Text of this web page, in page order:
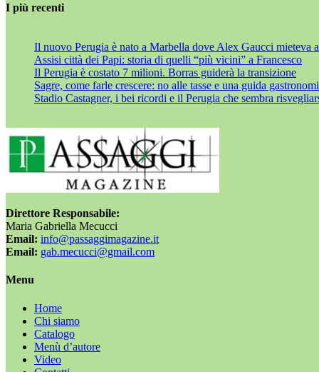
I più recenti
Il nuovo Perugia è nato a Marbella dove Alex Gaucci mieteva
Assisi città dei Papi: storia di quelli “più vicini” a Francesco
Il Perugia è costato 7 milioni. Borras guiderà la transizione
Sagre, come farle crescere: no alle tasse e una guida
Stadio Castagner, i bei ricordi e il Perugia che sembra
Direttore Responsabile:
Maria Gabriella Mecucci
Email: info@passaggimagazine.it
Email: gab.mecucci@gmail.com
Menu
Home
Chi siamo
Catalogo
Menù d’autore
Video